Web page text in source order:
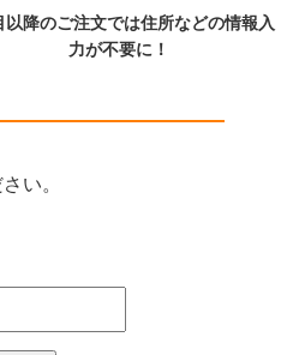
以降のご注文では住所などの情報入
力が不要に！
い。